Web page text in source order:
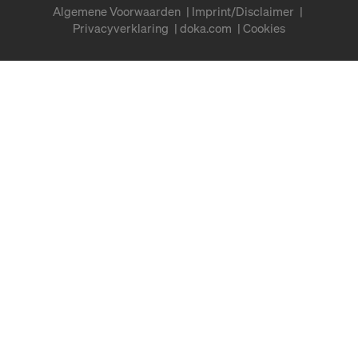
Algemene Voorwaarden
Imprint/Disclaimer
Privacyverklaring
doka.com Cookies